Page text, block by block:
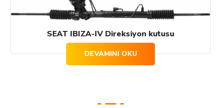
SEAT IBIZA-IV Direksiyon kutusu
DEVAMINI OKU